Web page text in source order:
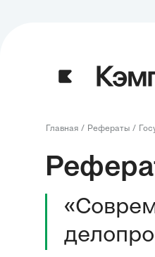
Главная Рефераты